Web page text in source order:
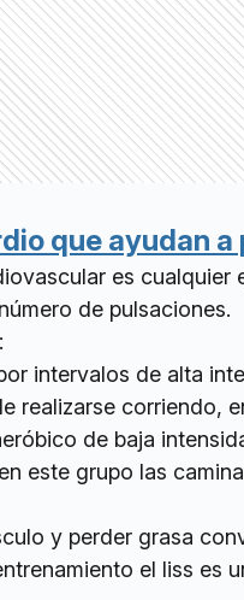
que ayudan a
es cualquier
de pulsaciones.
intervalos de alta
realizarse corriendo,
de baja
este grupo las
y perder grasa
el liss es